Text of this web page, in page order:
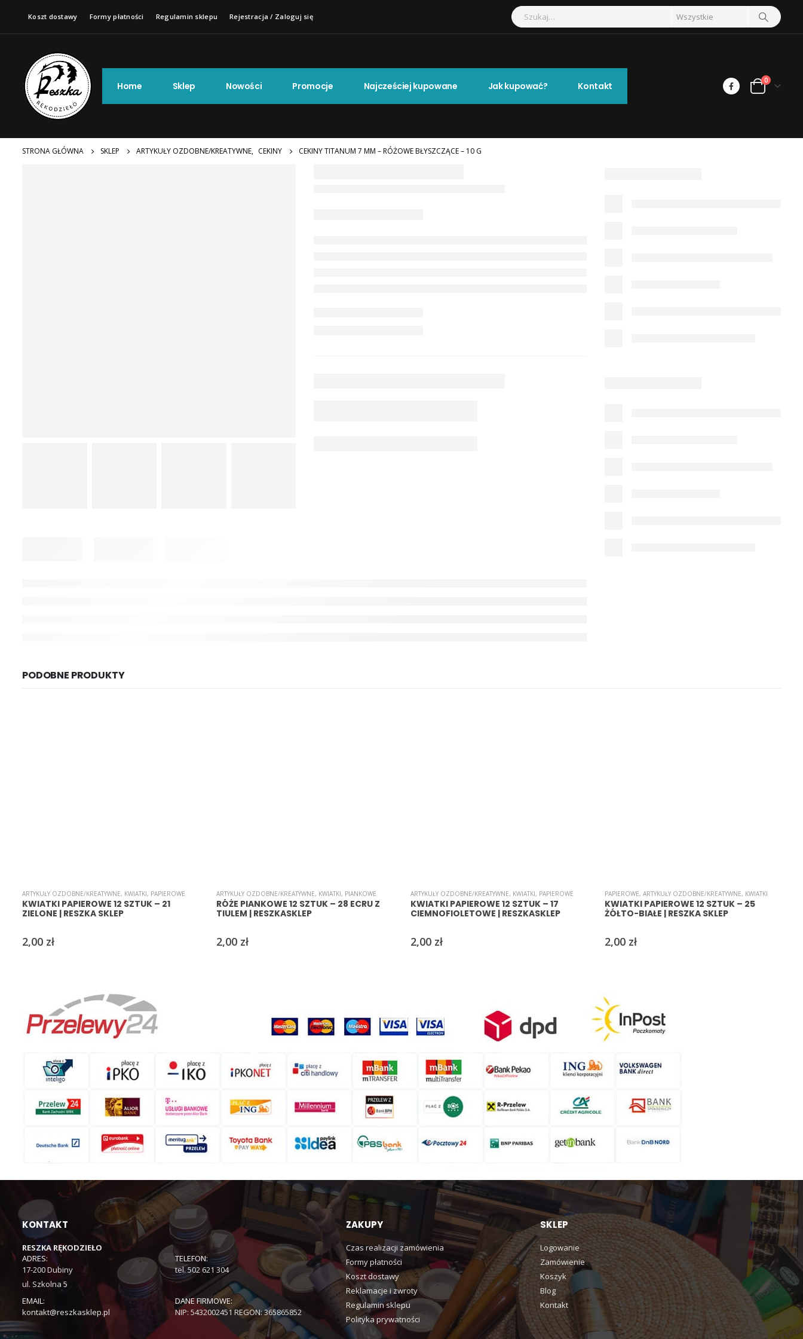
Koszt dostawy Formy płatności Regulamin sklepu Rejestracja / Zaloguj się
Home Sklep Nowości Promocje Najcześciej kupowane Jak kupować? Kontakt 0
STRONA GŁÓWNA SKLEP ARTYKUŁY OZDOBNE/KREATYWNE, CEKINY CEKINY TITANUM 7 MM – RÓŻOWE BŁYSZCZĄCE – 10 G
PODOBNE PRODUKTY
ARTYKUŁY OZDOBNE/KREATYWNE, KWIATKI, PAPIEROWE
KWIATKI PAPIEROWE 12 SZTUK – 21
ZIELONE | RESZKA SKLEP
2,00 zł
ARTYKUŁY OZDOBNE/KREATYWNE, KWIATKI, PIANKOWE
RÓŻE PIANKOWE 12 SZTUK – 28 ECRU Z
TIULEM | RESZKASKLEP
2,00 zł
ARTYKUŁY OZDOBNE/KREATYWNE, KWIATKI, PAPIEROWE
KWIATKI PAPIEROWE 12 SZTUK – 17
CIEMNOFIOLETOWE | RESZKASKLEP
2,00 zł
PAPIEROWE, ARTYKUŁY OZDOBNE/KREATYWNE, KWIATKI
KWIATKI PAPIEROWE 12 SZTUK – 25
ŻÓŁTO-BIAŁE | RESZKA SKLEP
2,00 zł
KONTAKT
RESZKA RĘKODZIEŁO
ADRES:
17-200 Dubiny
ul. Szkolna 5
TELEFON:
tel. 502 621 304
EMAIL:
kontakt@reszkasklep.pl
DANE FIRMOWE:
NIP: 5432002451 REGON: 365865852
ZAKUPY
Czas realizacji zamówienia
Formy płatności
Koszt dostawy
Reklamacje i zwroty
Regulamin sklepu
Polityka prywatności
SKLEP
Logowanie
Zamówienie
Koszyk
Blog
Kontakt